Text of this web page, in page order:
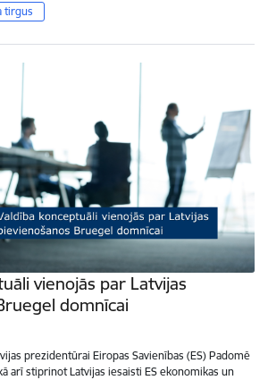
tirgus
vienojās par Latvijas
domnīcai
prezidentūrai Eiropas Savienības (ES) Padomē
arī stiprinot Latvijas iesaisti ES ekonomikas un